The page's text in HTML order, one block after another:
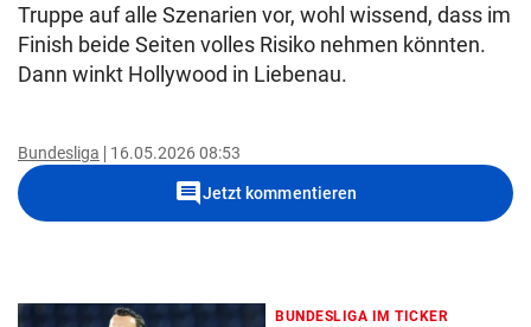
Truppe auf alle Szenarien vor, wohl wissend, dass im
Finish beide Seiten volles Risiko nehmen könnten.
Dann winkt Hollywood in Liebenau.
Bundesliga 16.05.2026 08:53
commentJetzt kommentieren
BUNDESLIGA IM TICKER